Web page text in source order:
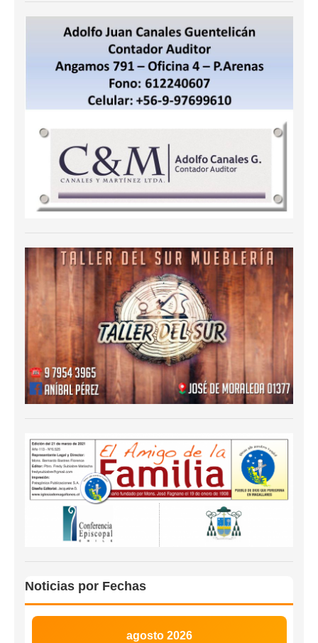
Noticias por Fechas
agosto 2026